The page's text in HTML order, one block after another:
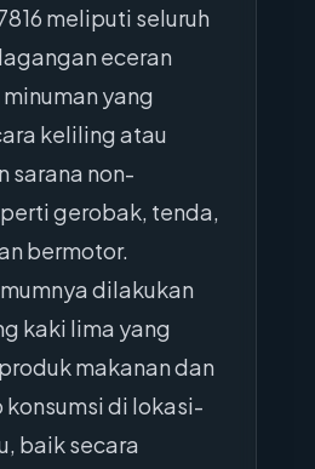
meliputi seluruh
eceran
yang
keliling atau
sarana non-
gerobak, tenda,
bermotor.
dilakukan
kaki lima yang
makanan dan
konsumsi di lokasi-
baik secara